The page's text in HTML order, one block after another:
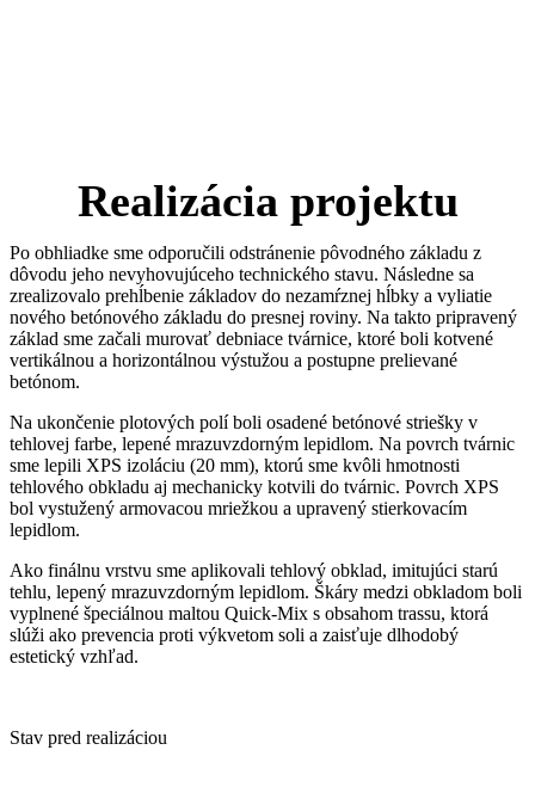
Realizácia projektu
Po obhliadke sme odporučili odstránenie pôvodného základu z
dôvodu jeho nevyhovujúceho technického stavu. Následne sa
zrealizovalo prehĺbenie základov do nezamŕznej hĺbky a vyliatie
nového betónového základu do presnej roviny. Na takto pripravený
základ sme začali murovať debniace tvárnice, ktoré boli kotvené
vertikálnou a horizontálnou výstužou a postupne prelievané
betónom.
Na ukončenie plotových polí boli osadené betónové striešky v
tehlovej farbe, lepené mrazuvzdorným lepidlom. Na povrch tvárnic
sme lepili XPS izoláciu (20 mm), ktorú sme kvôli hmotnosti
tehlového obkladu aj mechanicky kotvili do tvárnic. Povrch XPS
bol vystužený armovacou mriežkou a upravený stierkovacím
lepidlom.
Ako finálnu vrstvu sme aplikovali tehlový obklad, imitujúci starú
tehlu, lepený mrazuvzdorným lepidlom. Škáry medzi obkladom boli
vyplnené špeciálnou maltou Quick-Mix s obsahom trassu, ktorá
slúži ako prevencia proti výkvetom soli a zaisťuje dlhodobý
estetický vzhľad.
Stav pred realizáciou